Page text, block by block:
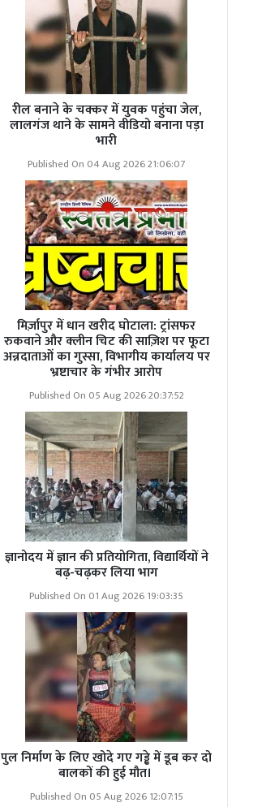
रील बनाने के चक्कर में युवक पहुंचा जेल,
लालगंज थाने के सामने वीडियो बनाना पड़ा
भारी
Published On 04 Aug 2026 21:06:07
मिर्ज़ापुर में धान खरीद घोटाला: ट्रांसफर
रुकवाने और क्लीन चिट की साज़िश पर फूटा
अन्नदाताओं का गुस्सा, विभागीय कार्यालय पर
भ्रष्टाचार के गंभीर आरोप
Published On 05 Aug 2026 20:37:52
ज्ञानोदय में ज्ञान की प्रतियोगिता, विद्यार्थियों ने
बढ़-चढ़कर लिया भाग
Published On 01 Aug 2026 19:03:35
पुल निर्माण के लिए खोदे गए गड्ढे में डूब कर दो
बालकों की हुई मौत।
Published On 05 Aug 2026 12:07:15